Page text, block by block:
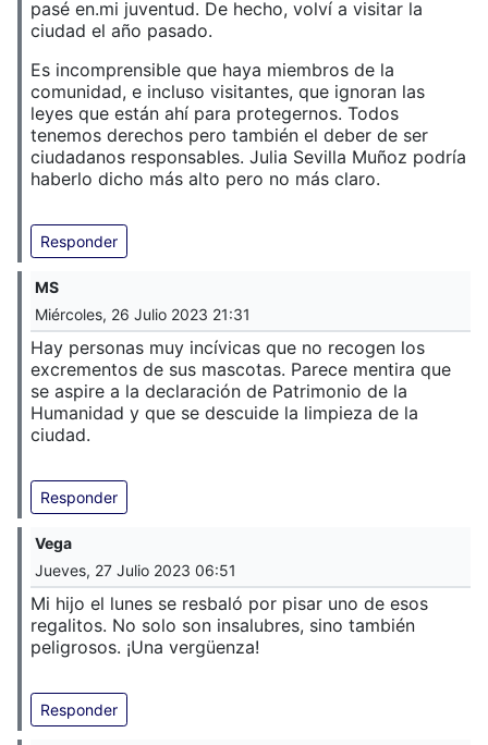
pasé en.mi juventud. De hecho, volví a visitar la
ciudad el año pasado.
Es incomprensible que haya miembros de la
comunidad, e incluso visitantes, que ignoran las
leyes que están ahí para protegernos. Todos
tenemos derechos pero también el deber de ser
ciudadanos responsables. Julia Sevilla Muñoz podría
haberlo dicho más alto pero no más claro.
Responder
MS
Miércoles, 26 Julio 2023 21:31
Hay personas muy incívicas que no recogen los
excrementos de sus mascotas. Parece mentira que
se aspire a la declaración de Patrimonio de la
Humanidad y que se descuide la limpieza de la
ciudad.
Responder
Vega
Jueves, 27 Julio 2023 06:51
Mi hijo el lunes se resbaló por pisar uno de esos
regalitos. No solo son insalubres, sino también
peligrosos. ¡Una vergüenza!
Responder